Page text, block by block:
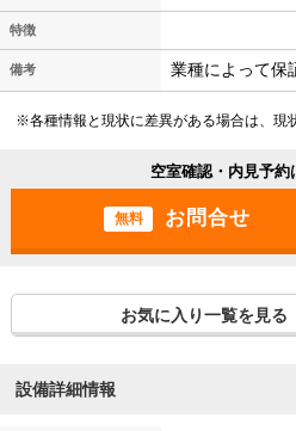
特徴
備考 業種によって保
※各種情報と現状に差異がある場合は、現
空室確認・内見予約
無料
お気に入り一覧を見る
設備詳細情報